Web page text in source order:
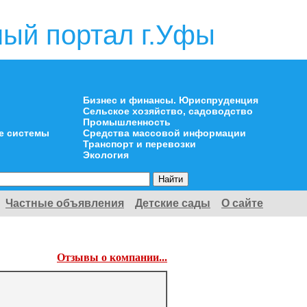
портал г.Уфы
системы
Бизнес и финансы. Юриспруденция
Сельское хозяйство, садоводство
Промышленность
Средства массовой информации
Транспорт и перевозки
Экология
Частные объявления Детские сады О сайте
Отзывы о компании...